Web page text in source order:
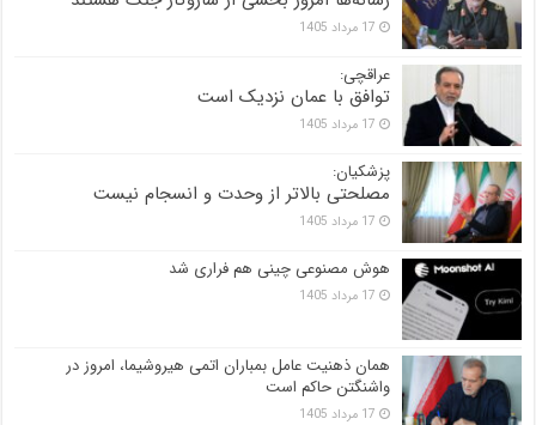
17 مرداد 1405
عراقچی:
توافق با عمان نزدیک است
17 مرداد 1405
پزشکیان:
مصلحتی بالاتر از وحدت و انسجام نیست
17 مرداد 1405
هوش مصنوعی چینی هم فراری شد
17 مرداد 1405
همان ذهنیت عامل بمباران اتمی هیروشیما، امروز در
واشنگتن حاکم است
17 مرداد 1405